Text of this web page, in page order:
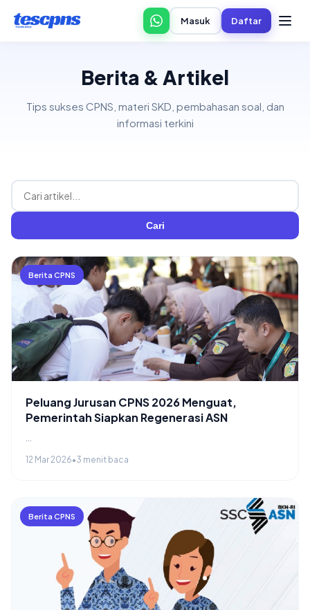
Masuk Daftar
Berita & Artikel
Tips sukses CPNS, materi SKD, pembahasan soal, dan
informasi terkini
Cari
Berita CPNS
Peluang Jurusan CPNS 2026 Menguat,
Pemerintah Siapkan Regenerasi ASN
12 Mar 2026•3 menit baca
Berita CPNS